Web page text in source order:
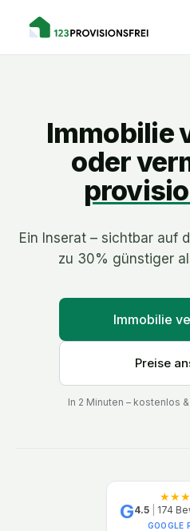
Immobilie
oder
Ein Inserat – sichtbar auf
zu 30% günstiger
Immobilie
Preise
In 2 Minuten – kostenlos
G4.5 174
GOOGLE